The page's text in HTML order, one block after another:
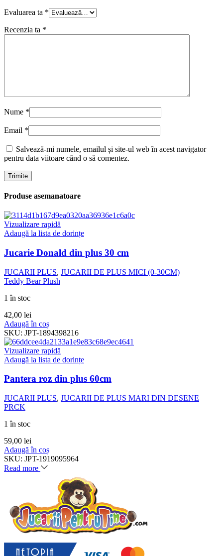
Evaluarea ta *
Recenzia ta *
Nume *
Email *
Salvează-mi numele, emailul și site-ul web în acest navigator
pentru data viitoare când o să comentez.
Produse asemanatoare
Vizualizare rapidă
Adaugă la lista de dorințe
Jucarie Donald din plus 30 cm
JUCARII PLUS, JUCARII DE PLUS MICI (0-30CM)
Teddy Bear Plush
1 în stoc
42,00 lei
Adaugă în coș
SKU: JPT-1894398216
Vizualizare rapidă
Adaugă la lista de dorințe
Pantera roz din plus 60cm
JUCARII PLUS, JUCARII DE PLUS MARI DIN DESENE
PRCK
1 în stoc
59,00 lei
Adaugă în coș
SKU: JPT-1919095964
Read more